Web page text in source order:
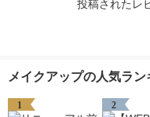
投稿されたレ
メイクアップの人気ラン
1 2